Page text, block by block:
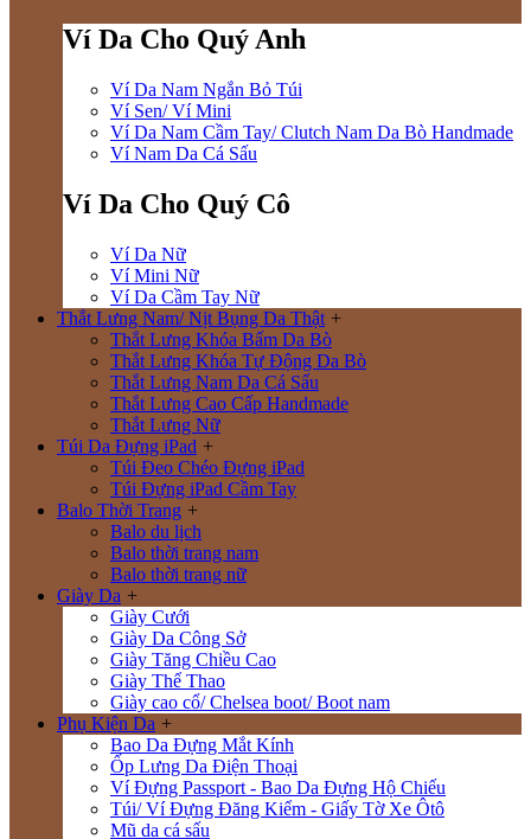
Ví Da Cho Quý Anh
Ví Da Nam Ngắn Bỏ Túi
Ví Sen/ Ví Mini
Ví Da Nam Cầm Tay/ Clutch Nam Da Bò Handmade
Ví Nam Da Cá Sấu
Ví Da Cho Quý Cô
Ví Da Nữ
Ví Mini Nữ
Ví Da Cầm Tay Nữ
Thắt Lưng Nam/ Nịt Bụng Da Thật +
Thắt Lưng Khóa Bấm Da Bò
Thắt Lưng Khóa Tự Động Da Bò
Thắt Lưng Nam Da Cá Sấu
Thắt Lưng Cao Cấp Handmade
Thắt Lưng Nữ
Túi Da Đựng iPad +
Túi Đeo Chéo Đựng iPad
Túi Đựng iPad Cầm Tay
Balo Thời Trang +
Balo du lịch
Balo thời trang nam
Balo thời trang nữ
Giày Da +
Giày Cưới
Giày Da Công Sở
Giày Tăng Chiều Cao
Giày Thể Thao
Giày cao cổ/ Chelsea boot/ Boot nam
Phụ Kiện Da +
Bao Da Đựng Mắt Kính
Ốp Lưng Da Điện Thoại
Ví Đựng Passport - Bao Da Đựng Hộ Chiếu
Túi/ Ví Đựng Đăng Kiểm - Giấy Tờ Xe Ôtô
Mũ da cá sấu